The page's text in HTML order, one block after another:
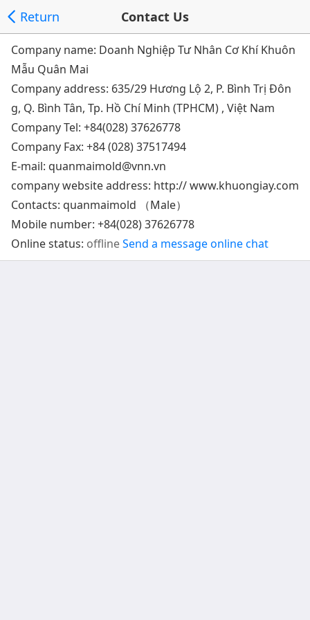
Return Contact Us
Company name: Doanh Nghiệp Tư Nhân Cơ Khí Khuôn
Mẫu Quân Mai
Company address: 635/29 Hương Lộ 2, P. Bình Trị Đôn
g, Q. Bình Tân, Tp. Hồ Chí Minh (TPHCM) , Việt Nam
Company Tel: +84(028) 37626778
Company Fax: +84 (028) 37517494
E-mail: quanmaimold@vnn.vn
company website address: http:// www.khuongiay.com
Contacts: quanmaimold （Male）
Mobile number: +84(028) 37626778
Online status: offlineSend a messageonline chat